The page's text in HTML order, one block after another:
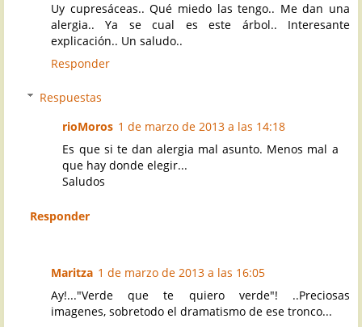
Uy cupresáceas.. Qué miedo las tengo.. Me dan una
alergia.. Ya se cual es este árbol.. Interesante
explicación.. Un saludo..
Responder
Respuestas
rioMoros 1 de marzo de 2013 a las 14:18
Es que si te dan alergia mal asunto. Menos mal a
que hay donde elegir...
Saludos
Responder
Maritza 1 de marzo de 2013 a las 16:05
Ay!..."Verde que te quiero verde"! ..Preciosas
imagenes, sobretodo el dramatismo de ese tronco...